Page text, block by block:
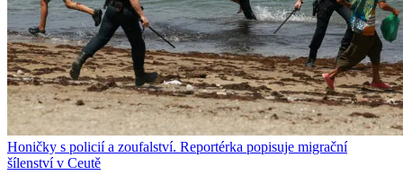
Honičky s policií a zoufalství. Reportérka popisuje migrační
šílenství v Ceutě